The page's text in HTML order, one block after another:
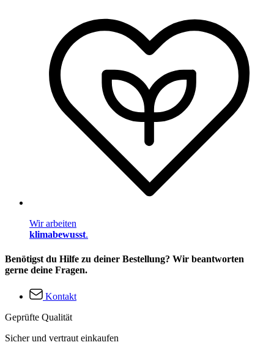
Wir arbeiten
klimabewusst.
Benötigst du Hilfe zu deiner Bestellung? Wir beantworten
gerne deine Fragen.
Kontakt
Geprüfte Qualität
Sicher und vertraut einkaufen